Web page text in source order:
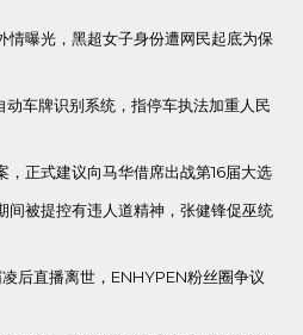
情曝光，黑超女子身份遭网民起底为保
车牌识别系统，指停车执法加重人民
，正式建议向马华借席出战第16届大选
间被提控有违人道精神，张健锋促巫统
后直播离世，ENHYPEN粉丝圈争议